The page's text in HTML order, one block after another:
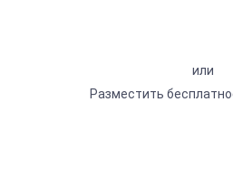
или
Разместить